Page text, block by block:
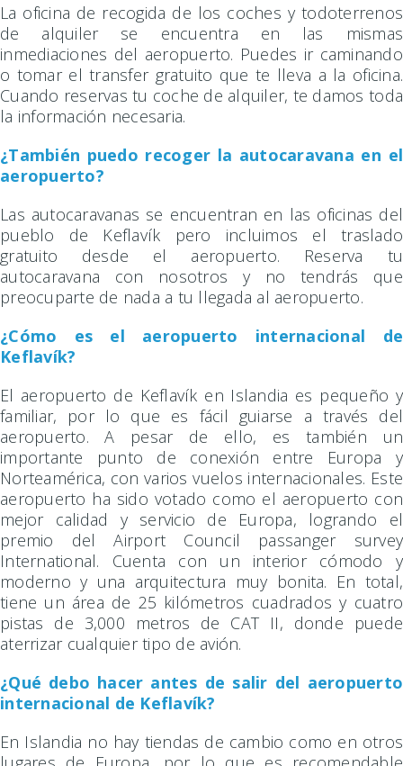
La oficina de recogida de los coches y todoterrenos
de alquiler se encuentra en las mismas
inmediaciones del aeropuerto. Puedes ir caminando
o tomar el transfer gratuito que te lleva a la oficina.
Cuando reservas tu coche de alquiler, te damos toda
la información necesaria.
¿También puedo recoger la autocaravana en el
aeropuerto?
Las autocaravanas se encuentran en las oficinas del
pueblo de Keflavík pero incluimos el traslado
gratuito desde el aeropuerto. Reserva tu
autocaravana con nosotros y no tendrás que
preocuparte de nada a tu llegada al aeropuerto.
¿Cómo es el aeropuerto internacional de
Keflavík?
El aeropuerto de Keflavík en Islandia es pequeño y
familiar, por lo que es fácil guiarse a través del
aeropuerto. A pesar de ello, es también un
importante punto de conexión entre Europa y
Norteamérica, con varios vuelos internacionales. Este
aeropuerto ha sido votado como el aeropuerto con
mejor calidad y servicio de Europa, logrando el
premio del Airport Council passanger survey
International. Cuenta con un interior cómodo y
moderno y una arquitectura muy bonita. En total,
tiene un área de 25 kilómetros cuadrados y cuatro
pistas de 3,000 metros de CAT II, donde puede
aterrizar cualquier tipo de avión.
¿Qué debo hacer antes de salir del aeropuerto
internacional de Keflavík?
En Islandia no hay tiendas de cambio como en otros